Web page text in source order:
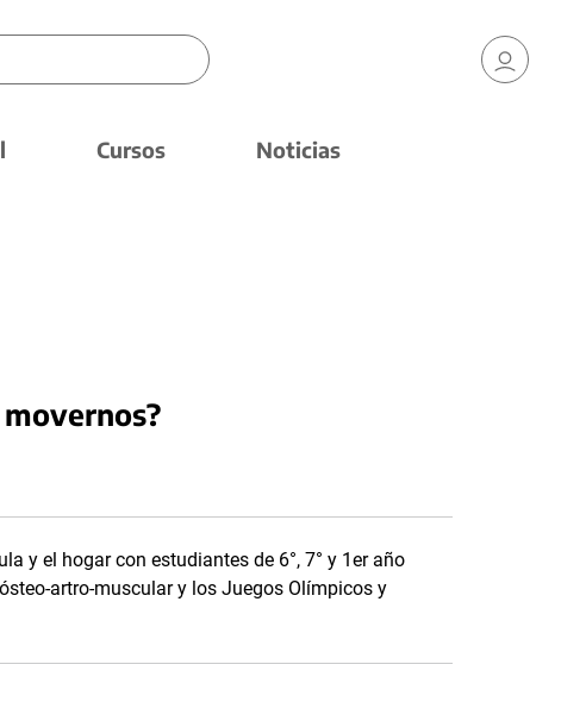
Cursos Noticias
movernos?
y el hogar con estudiantes de 6°, 7° y 1er año
artro-muscular y los Juegos Olímpicos y